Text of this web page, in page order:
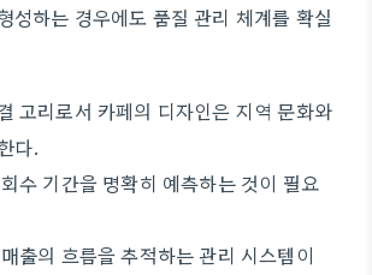
성하는 경우에도 품질 관리 체계를 확실
고리로서 카페의 디자인은 지역 문화와
다.
수 기간을 명확히 예측하는 것이 필요
출의 흐름을 추적하는 관리 시스템이